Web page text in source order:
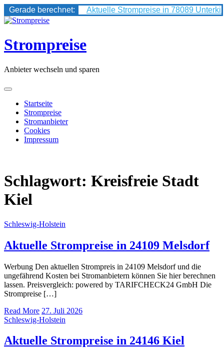
Gerade berechnet:
Aktuelle Strompreise in 78089
Skip
content
Strompreise
Anbieter wechseln und sparen
Startseite
Strompreise
Stromanbieter
Cookies
Impressum
Schlagwort: Kreisfreie Stadt
Kiel
Schleswig-Holstein
Aktuelle Strompreise in 24109 Melsdorf
Werbung Den aktuellen Strompreis in 24109 Melsdorf und die
ungefährend Kosten bei Stromanbietern können Sie hier berechnen
lassen. Preisvergleich: powered by TARIFCHECK24 GmbH Die
Strompreise […]
Read More 27. Juli 2026
Schleswig-Holstein
Aktuelle Strompreise in 24146 Kiel